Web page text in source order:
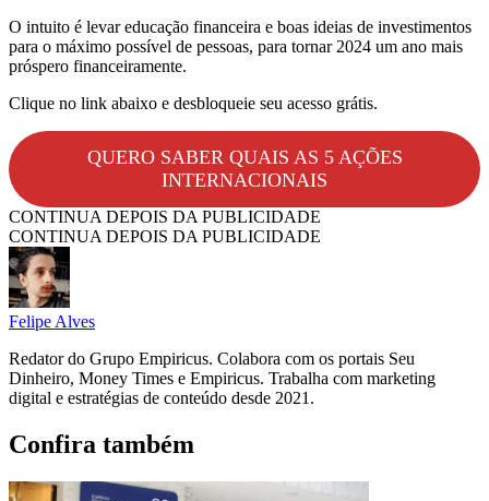
O intuito é levar educação financeira e boas ideias de investimentos
para o máximo possível de pessoas, para tornar 2024 um ano mais
próspero financeiramente.
Clique no link abaixo e desbloqueie seu acesso grátis.
QUERO SABER QUAIS AS 5 AÇÕES
INTERNACIONAIS
CONTINUA DEPOIS DA PUBLICIDADE
CONTINUA DEPOIS DA PUBLICIDADE
Felipe Alves
Redator do Grupo Empiricus. Colabora com os portais Seu
Dinheiro, Money Times e Empiricus. Trabalha com marketing
digital e estratégias de conteúdo desde 2021.
Confira também